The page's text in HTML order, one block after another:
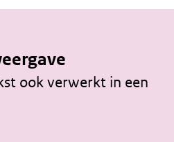
ook verwerkt in een